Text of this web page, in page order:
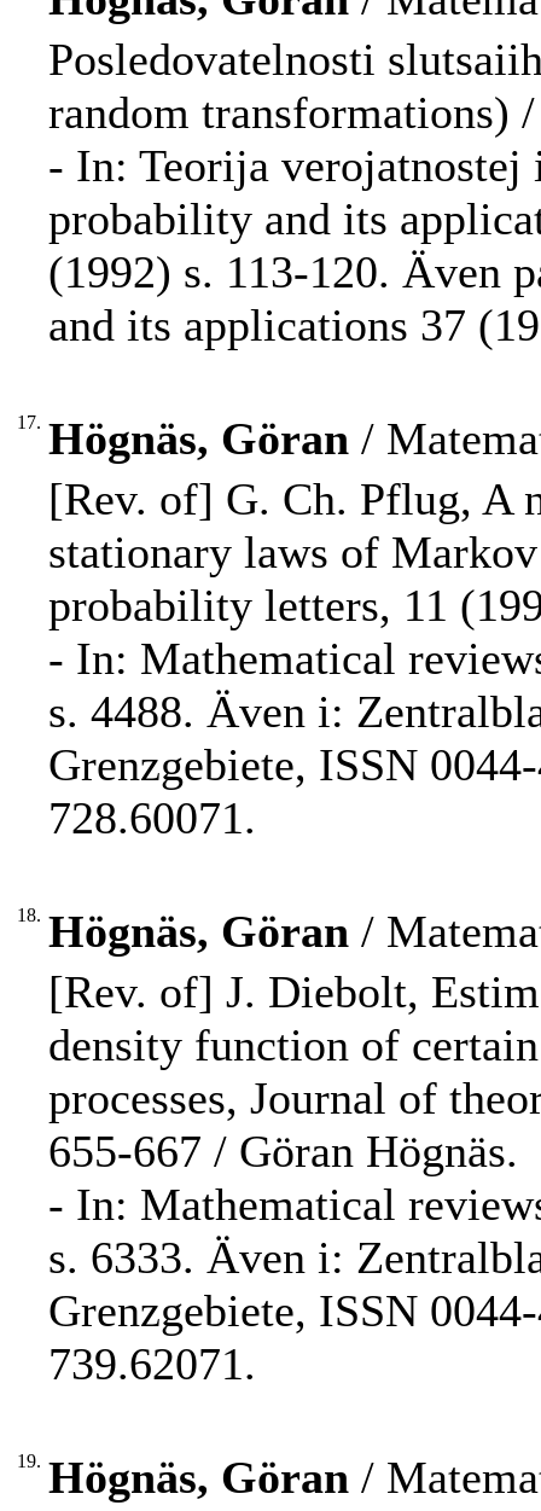
Posledovatelnosti
random transformations)
- In: Teorija
probability and its
(1992) s. 113-120. Även
and its applications 37
17. Högnäs, Göran /
[Rev. of] G. Ch. Pflug, A
stationary laws of
probability letters, 11
- In: Mathematical
s. 4488. Även i:
Grenzgebiete, ISSN
728.60071.
18. Högnäs, Göran /
[Rev. of] J. Diebolt,
density function of
processes, Journal of
655-667 / Göran Högnäs.
- In: Mathematical
s. 6333. Även i:
Grenzgebiete, ISSN
739.62071.
19. Högnäs, Göran /